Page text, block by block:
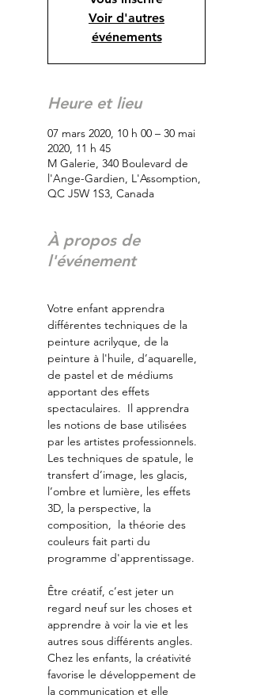
Voir d'autres
événements
Heure et lieu
07 mars 2020, 10 h 00 – 30 mai
2020, 11 h 45
M Galerie, 340 Boulevard de
l'Ange-Gardien, L'Assomption,
QC J5W 1S3, Canada
À propos de
l'événement
Votre enfant apprendra
différentes techniques de la
peinture acrilyque, de la
peinture à l'huile, d’aquarelle,
de pastel et de médiums
apportant des effets
spectaculaires.  Il apprendra
les notions de base utilisées
par les artistes professionnels.
Les techniques de spatule, le
transfert d’image, les glacis,
l’ombre et lumière, les effets
3D, la perspective, la
composition,  la théorie des
couleurs fait parti du
programme d'apprentissage.
Être créatif, c’est jeter un
regard neuf sur les choses et
apprendre à voir la vie et les
autres sous différents angles.
Chez les enfants, la créativité
favorise le développement de
la communication et elle